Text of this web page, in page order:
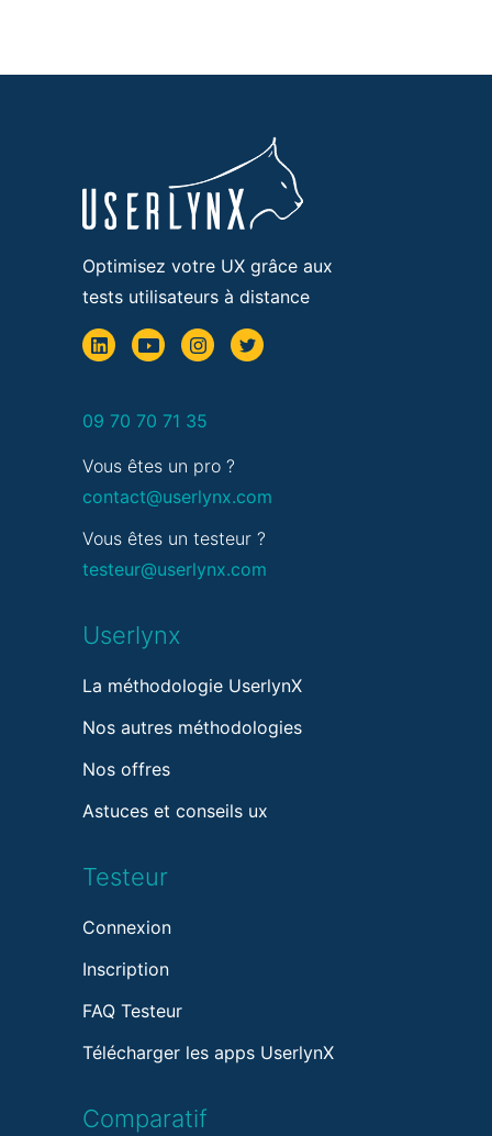
Optimisez votre UX grâce aux
tests utilisateurs à distance
09 70 70 71 35
Vous êtes un pro ?
contact@userlynx.com
Vous êtes un testeur ?
testeur@userlynx.com
Userlynx
La méthodologie UserlynX
Nos autres méthodologies
Nos offres
Astuces et conseils ux
Testeur
Connexion
Inscription
FAQ Testeur
Télécharger les apps UserlynX
Comparatif